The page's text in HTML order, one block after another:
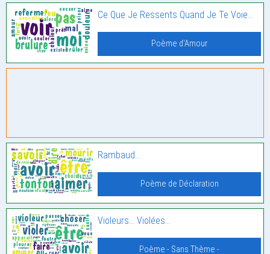
Ce Que Je Ressents Quand Je Te Voie…
Poème d'Amour
Rambaud…
Poème de Déclaration
Violeurs… Violées…
Poème - Sans Thème -